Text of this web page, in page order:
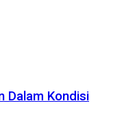
Dalam Kondisi